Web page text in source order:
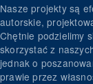
Nasze projekty są
autorskie,
Chętnie podzielimy
skorzystać z
jednak o
prawie przez